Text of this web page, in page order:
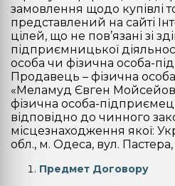
замовлення щодо купівлі
представлений на сайті
цілей, що не пов’язані зі
підприємницької
особа чи фізична особа-
Продавець – фізична
«Меламуд Євген
фізична особа-
відповідно до чинного
місцезнаходження якої:
обл., м. Одеса, вул.
Предмет Договору